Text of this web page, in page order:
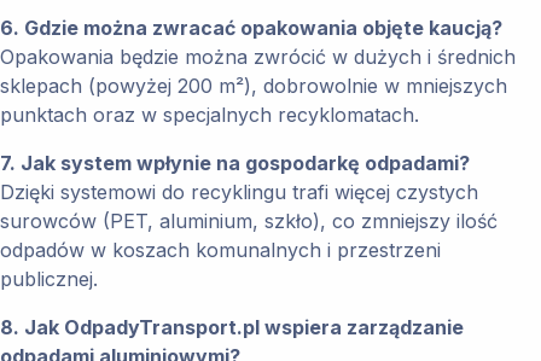
6. Gdzie można zwracać opakowania objęte kaucją?
Opakowania będzie można zwrócić w dużych i średnich
sklepach (powyżej 200 m²), dobrowolnie w mniejszych
punktach oraz w specjalnych recyklomatach.
7. Jak system wpłynie na gospodarkę odpadami?
Dzięki systemowi do recyklingu trafi więcej czystych
surowców (PET, aluminium, szkło), co zmniejszy ilość
odpadów w koszach komunalnych i przestrzeni
publicznej.
8. Jak OdpadyTransport.pl wspiera zarządzanie
odpadami aluminiowymi?